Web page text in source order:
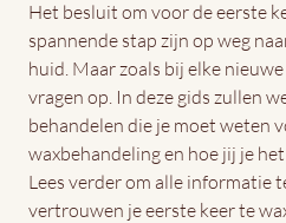
Het besluit om voor de eerste
spannende stap zijn op weg
huid. Maar zoals bij elke
vragen op. In deze gids zullen
behandelen die je moet weten
waxbehandeling en hoe jij je
Lees verder om alle informatie
vertrouwen je eerste keer te